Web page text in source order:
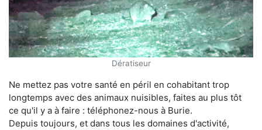
Dératiseur
Ne mettez pas votre santé en péril en cohabitant trop
longtemps avec des animaux nuisibles, faites au plus tôt
ce qu'il y a à faire : téléphonez-nous à Burie.
Depuis toujours, et dans tous les domaines d'activité,